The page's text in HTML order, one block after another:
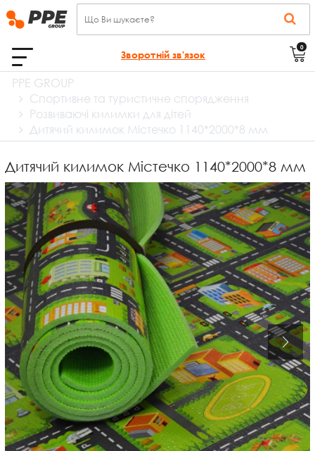
Зворотній зв'язок
0
PPE GROUP
Спортивне та туристичне спорядження
Розвиваючі килимки для дітей
Дитячий килимок Містечко 1140*2000*8 мм
Дитячий килимок Містечко 1140*2000*8 мм